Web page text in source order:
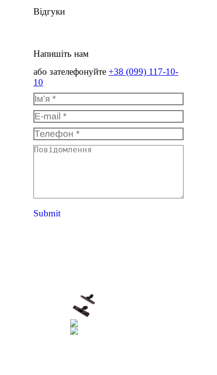
Відгуки
Напишіть нам
або зателефонуйте +38 (099) 117-10-
10
Ім'я *
E-mail *
Телефон *
Повідомлення
Submit